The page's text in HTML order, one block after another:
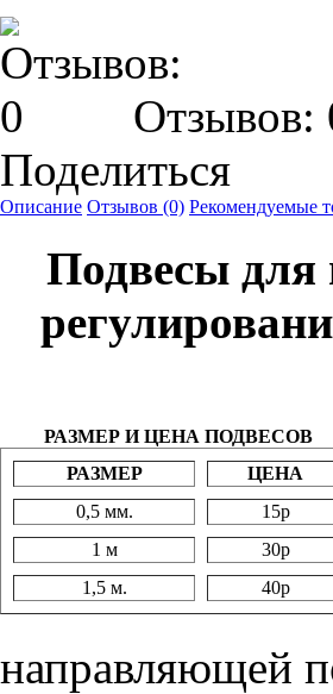
Отзывов:
Поделиться
Описание Отзывов (0) Рекомендуемые
Подвесы для
РАЗМЕР И ЦЕНА ПОДВЕСОВ
РАЗМЕР
ЦЕНА
0,5 мм.
15р
1 м
30р
1,5 м.
40р
направляющей